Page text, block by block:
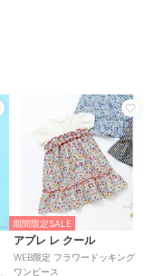
期間限定SALE
アプレ レ クール
WEB限定 フラワードッキング
ワンピース